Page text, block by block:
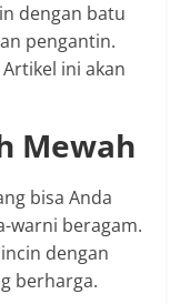
dengan batu
pengantin.
ini akan
Mewah
bisa Anda
warni beragam.
dengan
berharga.